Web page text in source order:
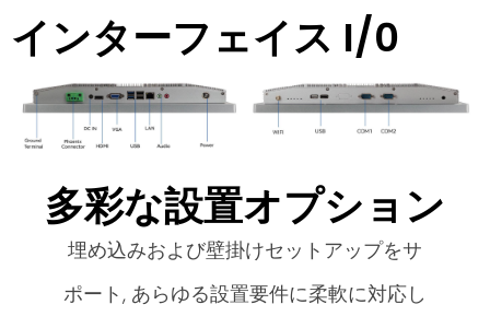
インターフェイス I/0
多彩な設置オプション
埋め込みおよび壁掛けセットアップをサ
ポート, あらゆる設置要件に柔軟に対応し